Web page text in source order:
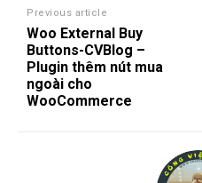
Previous article
Woo External Buy
Buttons-CVBlog –
Plugin thêm nút mua
ngoài cho
WooCommerce